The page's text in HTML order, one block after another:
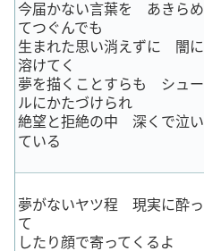
今届かない言葉を あきらめ
てつぐんでも
生まれた思い消えずに 闇に
溶けてく
夢を描くことすらも シュー
ルにかたづけられ
絶望と拒絶の中 深くで泣い
ている
夢がないヤツ程 現実に酔っ
て
したり顔で寄ってくるよ